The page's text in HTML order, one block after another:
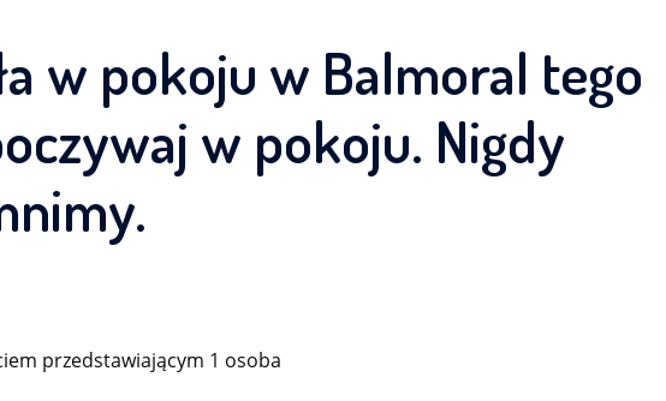
w pokoju w Balmoral tego
w pokoju. Nigdy